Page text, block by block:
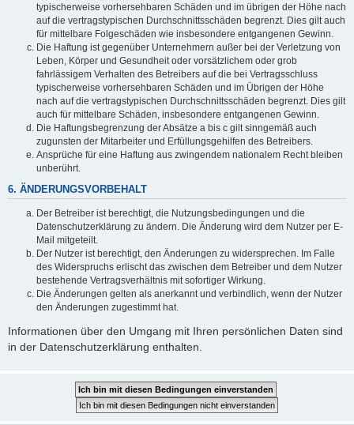
typischerweise vorhersehbaren Schäden und im übrigen der Höhe nach
auf die vertragstypischen Durchschnittsschäden begrenzt. Dies gilt auch
für mittelbare Folgeschäden wie insbesondere entgangenen Gewinn.
Die Haftung ist gegenüber Unternehmern außer bei der Verletzung von
Leben, Körper und Gesundheit oder vorsätzlichem oder grob
fahrlässigem Verhalten des Betreibers auf die bei Vertragsschluss
typischerweise vorhersehbaren Schäden und im Übrigen der Höhe
nach auf die vertragstypischen Durchschnittsschäden begrenzt. Dies gilt
auch für mittelbare Schäden, insbesondere entgangenen Gewinn.
Die Haftungsbegrenzung der Absätze a bis c gilt sinngemäß auch
zugunsten der Mitarbeiter und Erfüllungsgehilfen des Betreibers.
Ansprüche für eine Haftung aus zwingendem nationalem Recht bleiben
unberührt.
6. ÄNDERUNGSVORBEHALT
Der Betreiber ist berechtigt, die Nutzungsbedingungen und die
Datenschutzerklärung zu ändern. Die Änderung wird dem Nutzer per E-
Mail mitgeteilt.
Der Nutzer ist berechtigt, den Änderungen zu widersprechen. Im Falle
des Widerspruchs erlischt das zwischen dem Betreiber und dem Nutzer
bestehende Vertragsverhältnis mit sofortiger Wirkung.
Die Änderungen gelten als anerkannt und verbindlich, wenn der Nutzer
den Änderungen zugestimmt hat.
Informationen über den Umgang mit Ihren persönlichen Daten sind
in der Datenschutzerklärung enthalten.